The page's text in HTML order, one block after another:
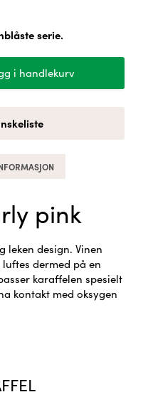
kr.
serie.
i handlekurv
pink
leken design. Vinen
dermed på en
karaffelen spesielt
kontakt med oksygen